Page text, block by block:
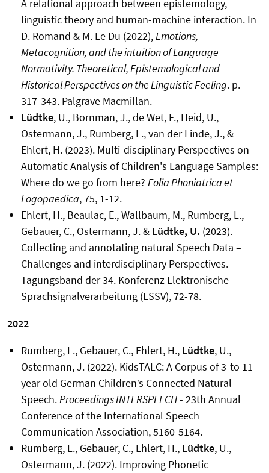
A relational approach between epistemology,
linguistic theory and human-machine interaction. In
D. Romand & M. Le Du (2022),Emotions,
Metacognition, and the intuition of Language
Normativity. Theoretical, Epistemological and
Historical Perspectives on the Linguistic Feeling. p.
317-343. Palgrave Macmillan.
Lüdtke, U., Bornman, J., deWet, F., Heid, U.,
Ostermann, J., Rumberg, L., van der Linde, J., &
Ehlert, H. (2023). Multi-disciplinary Perspectives on
AutomaticAnalysis ofChildren's LanguageSamples:
Wheredo we go from here? FoliaPhoniatricaet
Logopaedica, 75, 1-12.
Ehlert, H., Beaulac, E., Wallbaum, M., Rumberg, L.,
Gebauer, C., Ostermann, J. & Lüdtke, U. (2023).
Collecting and annotating natural Speech Data –
Challenges and interdisciplinary Perspectives.
Tagungsband der 34. Konferenz Elektronische
Sprachsignalverarbeitung (ESSV), 72-78.
2022
Rumberg, L., Gebauer, C., Ehlert, H., Lüdtke, U.,
Ostermann, J. (2022). KidsTALC: A Corpus of 3-to 11-
year old German Children’s Connected Natural
Speech.Proceedings INTERSPEECH- 23th Annual
Conference of the International Speech
Communication Association,5160-5164.
Rumberg, L., Gebauer, C., Ehlert, H., Lüdtke, U.,
Ostermann, J. (2022). Improving Phonetic